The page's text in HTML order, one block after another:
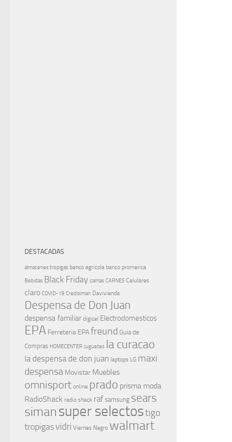
DESTACADAS
almacenes tropigas banco agricola banco promerica
Bebidas Black Friday camas CARNES Celulares
claro COVID-19 Credisiman Davivienda
Despensa de Don Juan
despensa familiar digicel Electrodomesticos
EPA Ferreteria EPAfreund Guia de
Compras HOMECENTER Juguetes la curacao
la despensa de don juan laptops LG maxi
despensa Movistar Muebles
omnisport online prado prisma moda
RadioShack radio shack raf samsung sears
simansuper selectostigo
tropigasvidri Viernes Negro walmart